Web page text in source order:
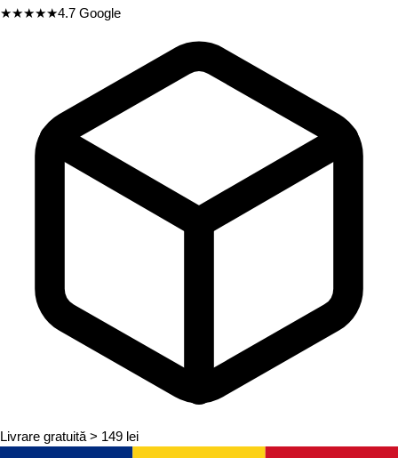
★★★★★4.7 Google
Livrare gratuită > 149 lei